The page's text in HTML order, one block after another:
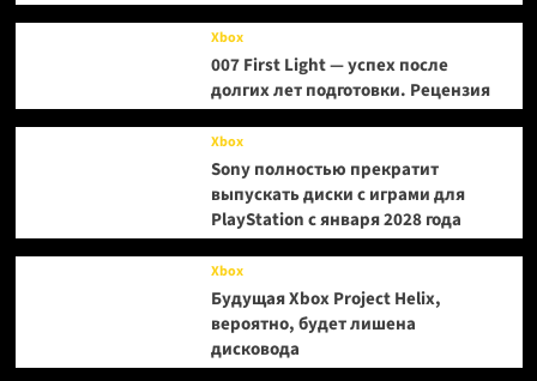
Xbox
007 First Light — успех после
долгих лет подготовки. Рецензия
Xbox
Sony полностью прекратит
выпускать диски с играми для
PlayStation с января 2028 года
Xbox
Будущая Xbox Project Helix,
вероятно, будет лишена
дисковода